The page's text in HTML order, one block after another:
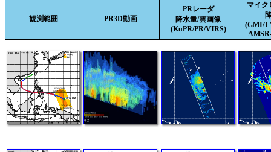
観測範囲 PR3D動画
PRレーダ
降水量/雲画像
(KuPR/PR/VIRS)
マイク
(GMI/